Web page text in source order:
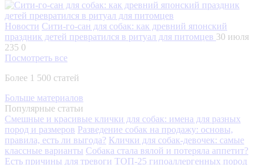
Новости Сити-го-сан для собак: как древний японский
праздник детей превратился в ритуал для питомцев 30 июля
235 0
Посмотреть все
Более 1 500 статей
Больше материалов
Популярные статьи
Смешные и красивые клички для собак: имена для разных
пород и размеров Разведение собак на продажу: основы,
правила, есть ли выгода? Клички для собак-девочек: самые
классные варианты Собака стала вялой и потеряла аппетит?
Есть причины для тревоги ТОП-25 гипоаллергенных пород